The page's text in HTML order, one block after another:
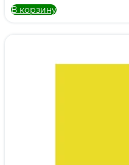
В корзину